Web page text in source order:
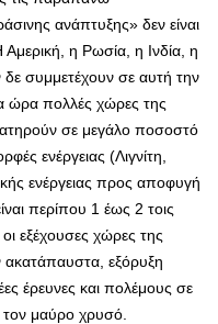
ανάπτυξης» δεν είναι
η Ρωσία, η Ινδία, η
συμμετέχουν σε αυτή την
ώρα πολλές χώρες της
σε μεγάλο ποσοστό
ενέργειας (Λιγνίτη,
ενέργειας προς αποφυγή
περίπου 1 έως 2 τοις
εξέχουσες χώρες της
εξόρυξη
έρευνες και πολέμους σε
τον μαύρο χρυσό.